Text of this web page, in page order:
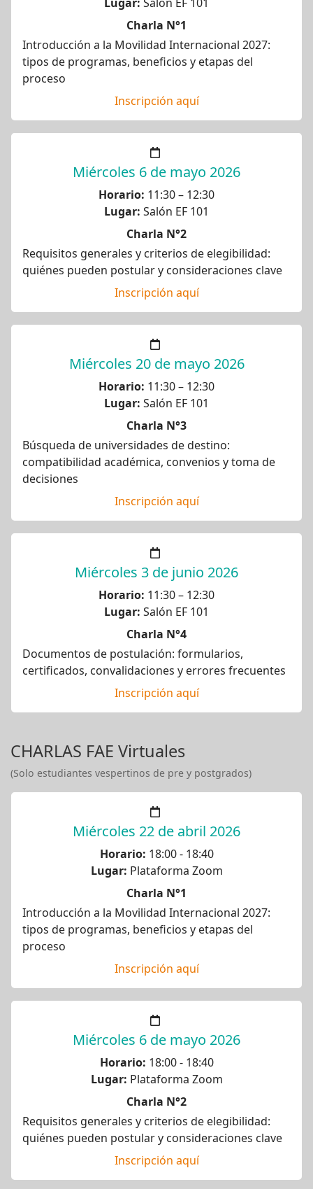
Charla N°1
Introducción a la Movilidad Internacional 2027:
tipos de programas, beneficios y etapas del
proceso
Inscripción aquí
Miércoles 6 de mayo 2026
Horario: 11:30 – 12:30
Lugar: Salón EF 101
Charla N°2
Requisitos generales y criterios de elegibilidad:
quiénes pueden postular y consideraciones clave
Inscripción aquí
Miércoles 20 de mayo 2026
Horario: 11:30 – 12:30
Lugar: Salón EF 101
Charla N°3
Búsqueda de universidades de destino:
compatibilidad académica, convenios y toma de
decisiones
Inscripción aquí
Miércoles 3 de junio 2026
Horario: 11:30 – 12:30
Lugar: Salón EF 101
Charla N°4
Documentos de postulación: formularios,
certificados, convalidaciones y errores frecuentes
Inscripción aquí
CHARLAS FAE Virtuales
(Solo estudiantes vespertinos de pre y postgrados)
Miércoles 22 de abril 2026
Horario: 18:00 - 18:40
Lugar: Plataforma Zoom
Charla N°1
Introducción a la Movilidad Internacional 2027:
tipos de programas, beneficios y etapas del
proceso
Inscripción aquí
Miércoles 6 de mayo 2026
Horario: 18:00 - 18:40
Lugar: Plataforma Zoom
Charla N°2
Requisitos generales y criterios de elegibilidad:
quiénes pueden postular y consideraciones clave
Inscripción aquí